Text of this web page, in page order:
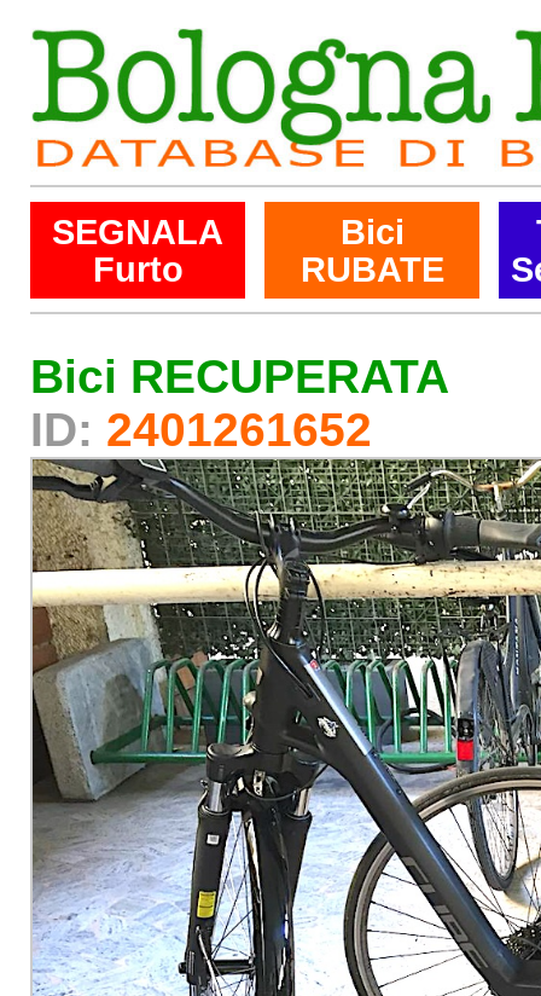
SEGNALA
Furto
Bici
RUBATE
Bici RECUPERATA
ID: 2401261652